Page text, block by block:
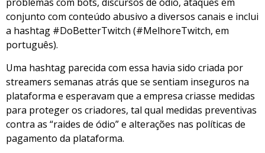
conjunto com conteúdo abusivo a diversos canais e inclui
a hashtag #DoBetterTwitch (#MelhoreTwitch, em
português).
Uma hashtag parecida com essa havia sido criada por
streamers semanas atrás que se sentiam inseguros na
plataforma e esperavam que a empresa criasse medidas
para proteger os criadores, tal qual medidas preventivas
contra as “raides de ódio” e alterações nas políticas de
pagamento da plataforma.